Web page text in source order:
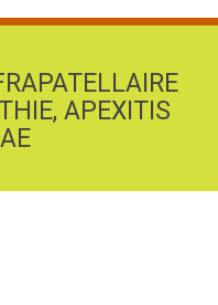
APEXITIS